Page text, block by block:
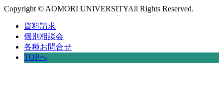
Copyright © AOMORI UNIVERSITYAll Rights Reserved.
資料請求
個別相談会
各種お問合せ
TOPへ